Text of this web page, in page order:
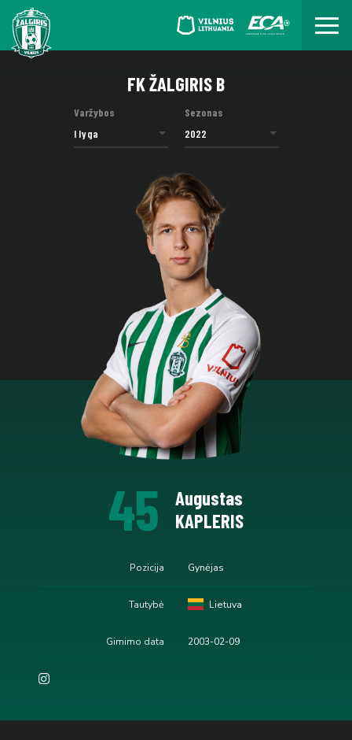
FK ŽALGIRIS B
Varžybos
I lyga
Sezonas
2022
45
Augustas
KAPLERIS
Pozicija Gynėjas
Tautybė Lietuva
Gimimo data 2003-02-09